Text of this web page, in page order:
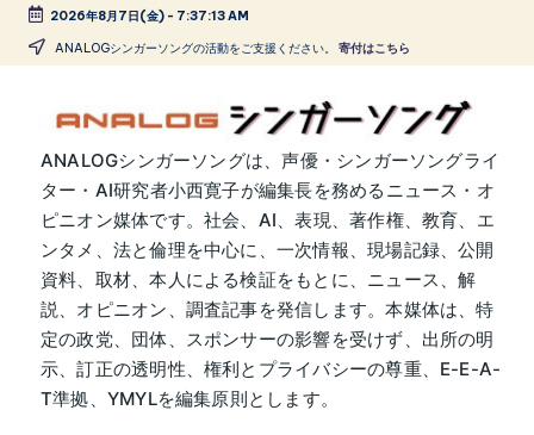
Skip
2026年8月7日(金)- 7:37:14 AM
ANALOGシンガーソングの活動をご支援ください。 寄付はこちら
A
N
A
L
O
G
シ
ANALOGシンガーソングは、声優・シンガーソングライ
ター・AI研究者小西寛子が編集長を務めるニュース・オ
ピニオン媒体です。社会、AI、表現、著作権、教育、エ
ンタメ、法と倫理を中心に、一次情報、現場記録、公開
資料、取材、本人による検証をもとに、ニュース、解
説、オピニオン、調査記事を発信します。本媒体は、特
定の政党、団体、スポンサーの影響を受けず、出所の明
示、訂正の透明性、権利とプライバシーの尊重、E-E-A-
T準拠、YMYLを編集原則とします。